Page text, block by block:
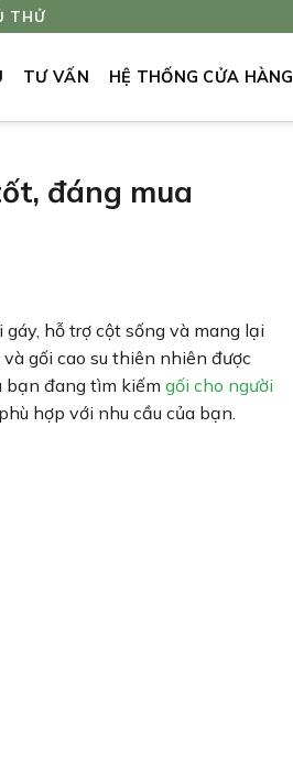
THỬ
TƯ VẤN HỆ THỐNG CỬA HÀNG
đáng mua
hỗ trợ cột sống và mang lại
gối cao su thiên nhiên được
bạn đang tìm kiếm gối cho người
hợp với nhu cầu của bạn.